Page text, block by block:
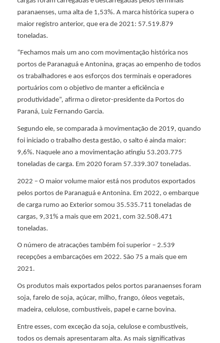
r
a
n
á
a
l
c
a
n
ç
a
n
o
paranaenses, uma alta de 1,53%. A marca histórica supera o
maior registro anterior, que era de 2021: 57.519.879
toneladas.
“Fechamos mais um ano com movimentação histórica nos
portos de Paranaguá e Antonina, graças ao empenho de todos
os trabalhadores e aos esforços dos terminais e operadores
portuários com o objetivo de manter a eficiência e
produtividade”, afirma o diretor-presidente da Portos do
Paraná, Luiz Fernando Garcia.
Segundo ele, se comparada à movimentação de 2019, quando
foi iniciado o trabalho desta gestão, o salto é ainda maior:
9,6%. Naquele ano a movimentação atingiu 53.203.775
toneladas de carga. Em 2020 foram 57.339.307 toneladas.
2022 – O maior volume maior está nos produtos exportados
pelos portos de Paranaguá e Antonina. Em 2022, o embarque
de carga rumo ao Exterior somou 35.535.711 toneladas de
cargas, 9,31% a mais que em 2021, com 32.508.471
toneladas.
O número de atracações também foi superior – 2.539
recepções a embarcações em 2022. São 75 a mais que em
2021.
Os produtos mais exportados pelos portos paranaenses foram
soja, farelo de soja, açúcar, milho, frango, óleos vegetais,
madeira, celulose, combustíveis, papel e carne bovina.
Entre esses, com exceção da soja, celulose e combustíveis,
todos os demais apresentaram alta. As mais significativas